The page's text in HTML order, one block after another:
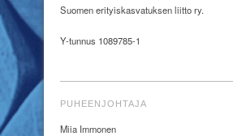
Suomen erityiskasvatuksen liitto ry.
Y-tunnus 1089785-1
PUHEENJOHTAJA
Miia Immonen